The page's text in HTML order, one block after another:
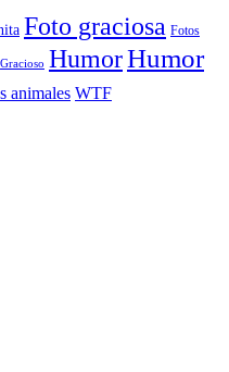
Foto graciosa Fotos
Gracioso HumorHumor
animales WTF